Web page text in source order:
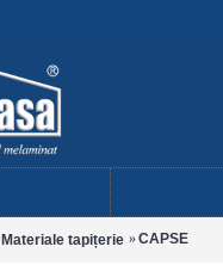
Materiale tapițerie CAPSE